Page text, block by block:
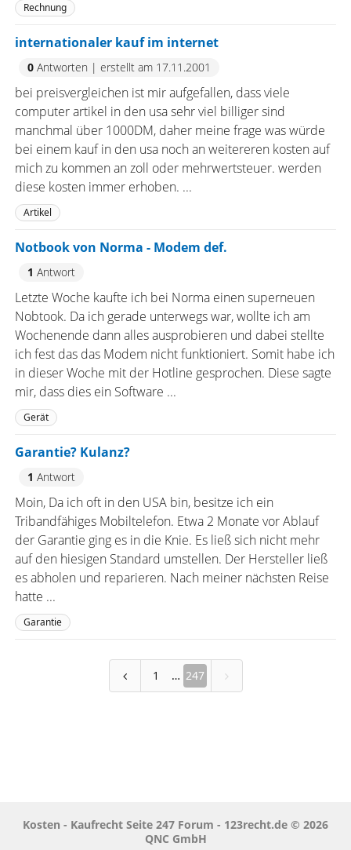
Rechnung
internationaler kauf im internet
0Antworten | erstellt am 17.11.2001
bei preisvergleichen ist mir aufgefallen, dass viele
computer artikel in den usa sehr viel billiger sind
manchmal über 1000DM, daher meine frage was würde
bei einem kauf in den usa noch an weitereren kosten auf
mich zu kommen an zoll oder mehrwertsteuer. werden
diese kosten immer erhoben. ...
Artikel
Notbook von Norma - Modem def.
1 Antwort
Letzte Woche kaufte ich bei Norma einen superneuen
Nobtook. Da ich gerade unterwegs war, wollte ich am
Wochenende dann alles ausprobieren und dabei stellte
ich fest das das Modem nicht funktioniert. Somit habe ich
in dieser Woche mit der Hotline gesprochen. Diese sagte
mir, dass dies ein Software ...
Gerät
Garantie? Kulanz?
1 Antwort
Moin, Da ich oft in den USA bin, besitze ich ein
Tribandfähiges Mobiltelefon. Etwa 2 Monate vor Ablauf
der Garantie ging es in die Knie. Es ließ sich nicht mehr
auf den hiesigen Standard umstellen. Der Hersteller ließ
es abholen und reparieren. Nach meiner nächsten Reise
hatte ...
Garantie
1 247
Kosten - Kaufrecht Seite 247 Forum - 123recht.de © 2026
QNC GmbH